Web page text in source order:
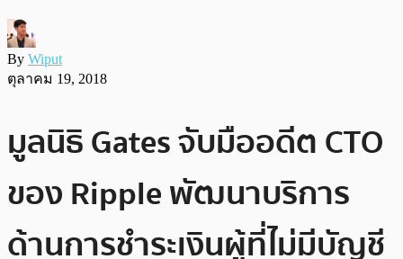
By Wiput
ตุลาคม 19, 2018
มูลนิธิ Gates จับมืออดีต CTO
ของ Ripple พัฒนาบริการ
ด้านการชำระเงินผู้ที่ไม่มีบัญชี